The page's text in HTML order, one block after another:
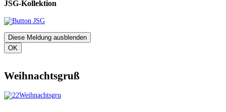
JSG-Kollektion
Diese Meldung ausblenden
OK
Weihnachtsgruß